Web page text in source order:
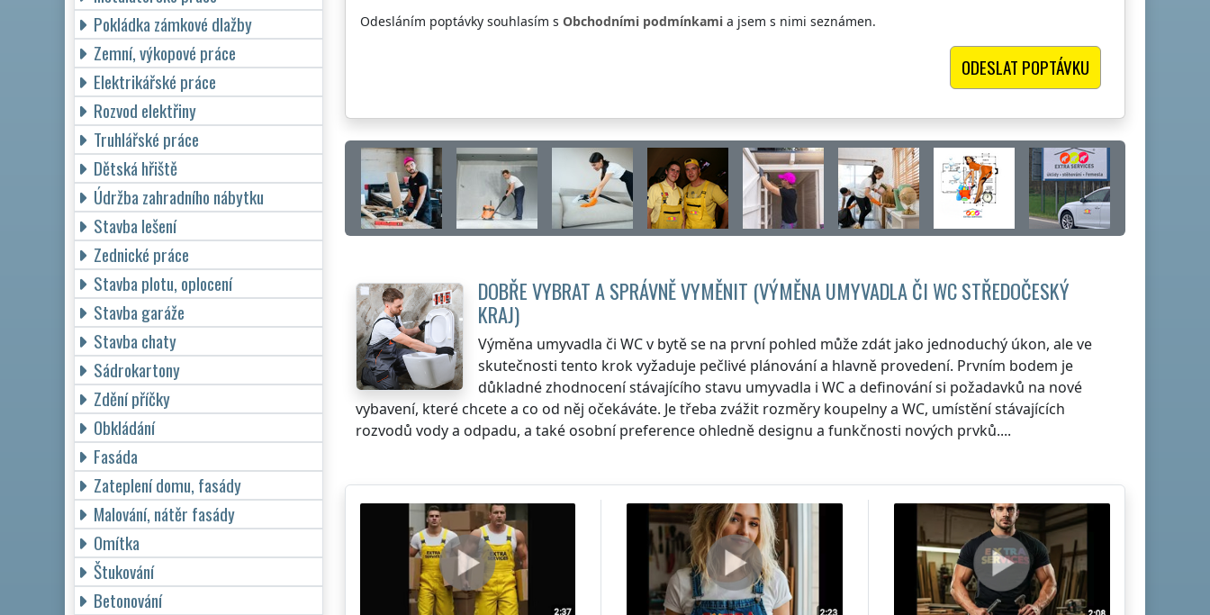
Odesláním poptávky souhlasím s Obchodními podmínkami a jsem s nimi seznámen.
DOBŘE VYBRAT A SPRÁVNĚ VYMĚNIT (VÝMĚNA UMYVADLA ČI WCSTŘEDOČESKÝ
KRAJ)
Výměna umyvadla či WC v bytě se na první pohled může zdát jako jednoduchý úkon, ale ve
skutečnosti tento krok vyžaduje pečlivé plánování a hlavně provedení. Prvním bodem je
důkladné zhodnocení stávajícího stavu umyvadla i WC a definování si požadavků na nové
vybavení, které chcete a co od něj očekáváte. Je třeba zvážit rozměry koupelny a WC, umístění stávajících
rozvodů vody a odpadu, a také osobní preference ohledně designu a funkčnosti nových prvků....
Pokládka zámkové dlažby
Zemní, výkopové práce
Elektrikářské práce
Rozvod elektřiny
Truhlářské práce
Dětská hřiště
Údržba zahradního nábytku
Stavba lešení
Zednické práce
Stavba plotu, oplocení
Stavba garáže
Stavba chaty
Sádrokartony
Zdění příčky
Obkládání
Fasáda
Zateplení domu, fasády
Malování, nátěr fasády
Omítka
Štukování
Betonování